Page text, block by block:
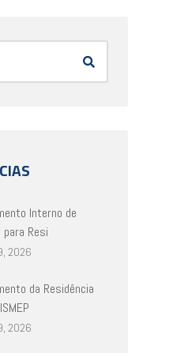
Interno de
para Resi
2026
da Residência
2026